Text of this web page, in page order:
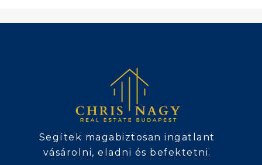
Segítek magabiztosan ingatlant
vásárolni, eladni és befektetni.